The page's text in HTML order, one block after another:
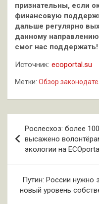
признательны, если
финансовую
дальше регулярно
данному
смог нас поддержать!
Источник: ecoportal.su
Метки: Обзор
по
записям
Рослесхоз: более
высажено
экологии на
Путин: России нужно
новый уровень